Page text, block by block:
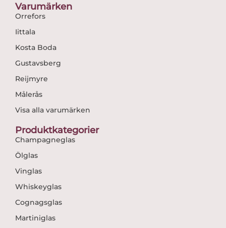
Varumärken
Orrefors
Iittala
Kosta Boda
Gustavsberg
Reijmyre
Målerås
Visa alla varumärken
Produktkategorier
Champagneglas
Ölglas
Vinglas
Whiskeyglas
Cognagsglas
Martiniglas